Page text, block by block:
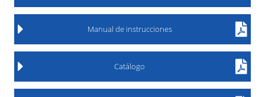
Manual de instrucciones
Catálogo